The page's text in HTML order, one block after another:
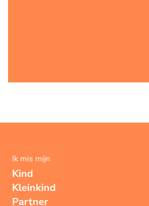
Ik mis mijn
Kind
Kleinkind
Partner